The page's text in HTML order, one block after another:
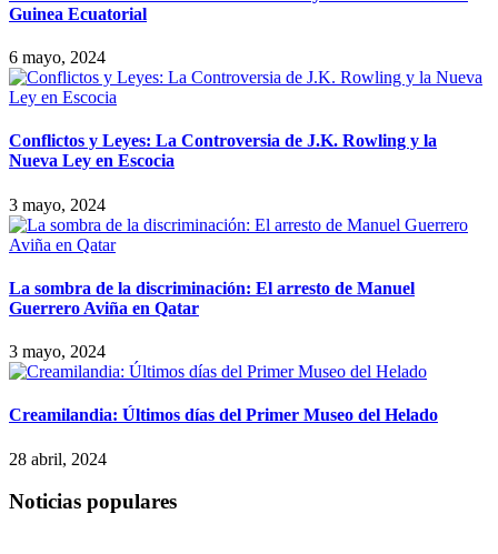
Guinea Ecuatorial
6 mayo, 2024
Conflictos y Leyes: La Controversia de J.K. Rowling y la
Nueva Ley en Escocia
3 mayo, 2024
La sombra de la discriminación: El arresto de Manuel
Guerrero Aviña en Qatar
3 mayo, 2024
Creamilandia: Últimos días del Primer Museo del Helado
28 abril, 2024
Noticias populares